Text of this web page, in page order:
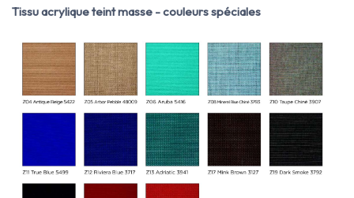
Tissu acrylique teint masse - couleurs spéciales